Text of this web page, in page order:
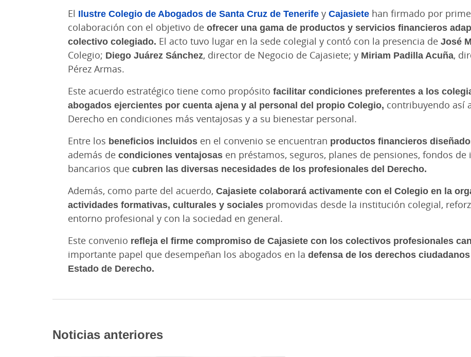
El Ilustre Colegio de Abogados de Santa Cruz de Tenerife y Cajasiete han firmado por
colaboración con el objetivo de ofrecer una gama de productos y servicios financieros
colectivo colegiado. El acto tuvo lugar en la sede colegial y contó con la presencia de José
Colegio; Diego Juárez Sánchez, director de Negocio de Cajasiete; y Miriam Padilla Acuña,
Pérez Armas.
Este acuerdo estratégico tiene como propósito facilitar condiciones preferentes a los
abogados ejercientes por cuenta ajena y al personal del propio Colegio, contribuyendo así
Derecho en condiciones más ventajosas y a su bienestar personal.
Entre los beneficios incluidos en el convenio se encuentran productos financieros
además de condiciones ventajosas en préstamos, seguros, planes de pensiones, fondos
bancarios que cubren las diversas necesidades de los profesionales del Derecho.
Además, como parte del acuerdo, Cajasiete colaborará activamente con el Colegio en la
actividades formativas, culturales y sociales promovidas desde la institución colegial,
entorno profesional y con la sociedad en general.
Este convenio refleja el firme compromiso de Cajasiete con los colectivos profesionales
importante papel que desempeñan los abogados en la defensa de los derechos
Estado de Derecho.
Noticias anteriores